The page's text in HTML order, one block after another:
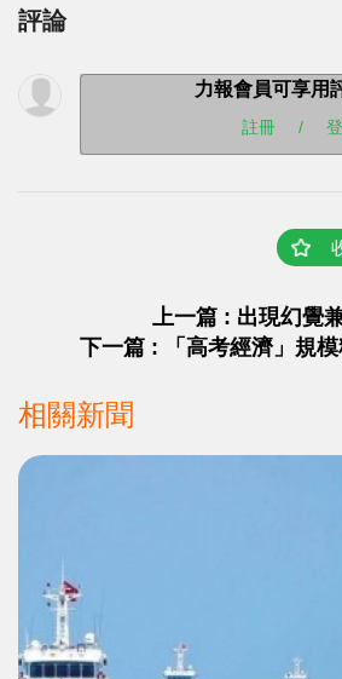
評論
力報會員可享用
註冊 /
上一篇 : 出現幻覺
下一篇 : 「高考經濟」規
相關新聞